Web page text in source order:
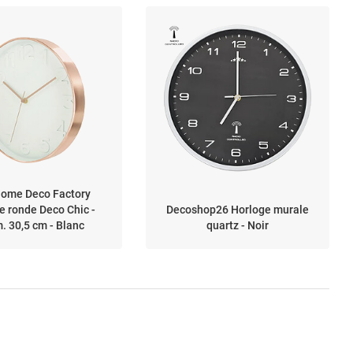
Deco Factory
ronde Deco Chic -
30,5 cm - Blanc
Decoshop26 Horloge murale
quartz - Noir